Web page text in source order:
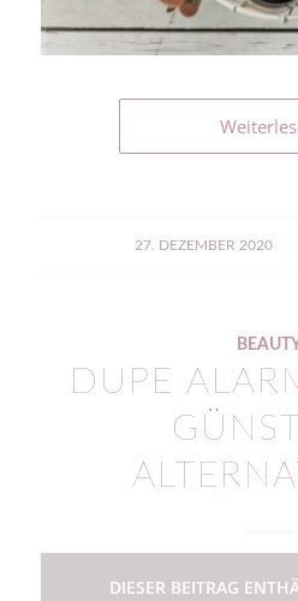
27. DEZEMBER 2020
/
DUPE
DIESER BEITRAG